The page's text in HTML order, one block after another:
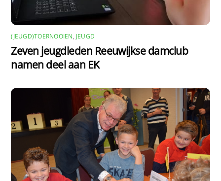
(JEUGD)TOERNOOIEN, JEUGD
Zeven jeugdleden Reeuwijkse damclub
namen deel aan EK